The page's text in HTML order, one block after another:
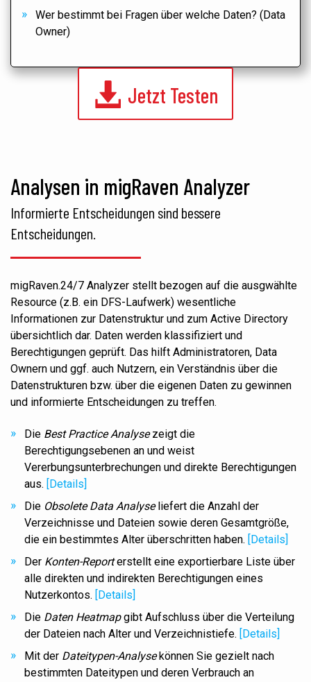
Wer bestimmt bei Fragen über welche Daten? (Data
Owner)
Jetzt Testen
Analysen in migRaven Analyzer
Informierte Entscheidungen sind bessere
Entscheidungen.
migRaven.24/7 Analyzer stellt bezogen auf die ausgwählte
Resource (z.B. ein DFS-Laufwerk) wesentliche
Informationen zur Datenstruktur und zum Active Directory
übersichtlich dar. Daten werden klassifiziert und
Berechtigungen geprüft. Das hilft Administratoren, Data
Ownern und ggf. auch Nutzern, ein Verständnis über die
Datenstrukturen bzw. über die eigenen Daten zu gewinnen
und informierte Entscheidungen zu treffen.
Die Best Practice Analysezeigt die
Berechtigungsebenen an und weist
Vererbungsunterbrechungen und direkte Berechtigungen
aus.
[Details]
Die Obsolete Data Analyseliefert die Anzahl der
Verzeichnisse und Dateien sowie deren Gesamtgröße,
die ein bestimmtes Alter überschritten haben.
[Details]
Der Konten-Reporterstellt eine exportierbare Liste über
alle direkten und indirekten Berechtigungen eines
Nutzerkontos.
[Details]
Die Daten Heatmapgibt Aufschluss über die Verteilung
der Dateien nach Alter und Verzeichnistiefe.
[Details]
Mit der Dateitypen-Analysekönnen Sie gezielt nach
bestimmten Dateitypen und deren Verbrauch an